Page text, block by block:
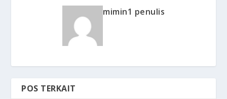
mimin1 penulis
POS TERKAIT